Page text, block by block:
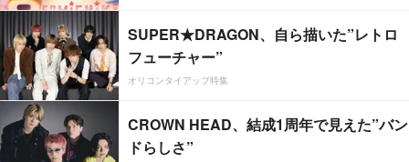
SUPER★DRAGON、自ら描いた”レトロ
フューチャー”
オリコンタイアップ特集
CROWN HEAD、結成1周年で見えた”バン
ドらしさ”